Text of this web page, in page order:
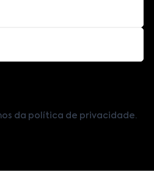
da política de privacidade.